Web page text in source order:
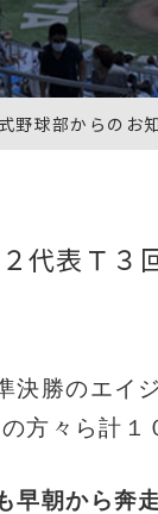
野球部からのお
代表Ｔ
決勝のエイ
方々ら計１
早朝から奔走